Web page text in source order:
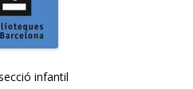
infantil